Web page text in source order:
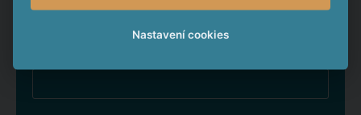
Nastavení cookies